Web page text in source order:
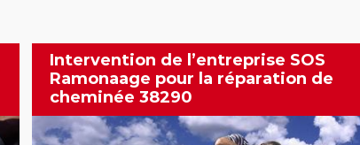
Intervention de l’entreprise SOS
Ramonaage pour la réparation de
cheminée 38290